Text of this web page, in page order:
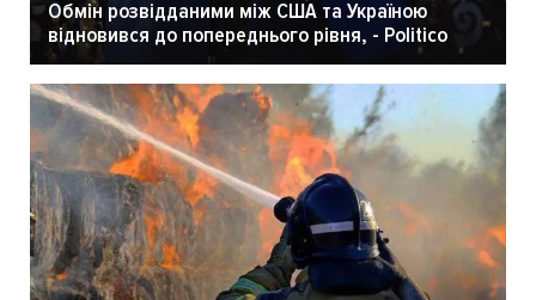
Обмін розвідданими між США та Україною
відновився до попереднього рівня, - Politico